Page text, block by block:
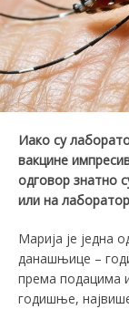
Иако су
вакцине
одговор знатно
или на
Марија је једна
данашњице –
према подацима
годишње,